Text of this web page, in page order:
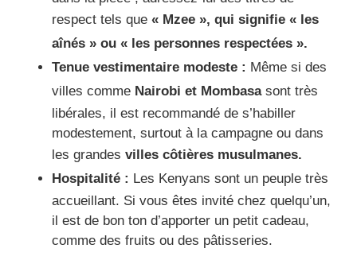
respect tels que « Mzee », qui signifie « les
aînés » ou « les personnes respectées ».
Tenue vestimentaire modeste : Même si des
villes comme Nairobi et Mombasasont très
libérales, il est recommandé de s’habiller
modestement, surtout à la campagne ou dans
les grandes villes côtières musulmanes.
Hospitalité : Les Kenyans sont un peuple très
accueillant. Si vous êtes invité chez quelqu’un,
il est de bon ton d’apporter un petit cadeau,
comme des fruits ou des pâtisseries.